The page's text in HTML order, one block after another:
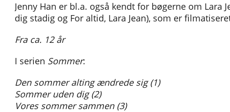
Jenny Han er bl.a. også kendt for bøgerne om Lara
dig stadig og For altid, Lara Jean), som er
Fra ca. 12 år
I serien Sommer:
Den sommer alting ændrede sig (1)
Sommer uden dig (2)
Vores sommer sammen (3)